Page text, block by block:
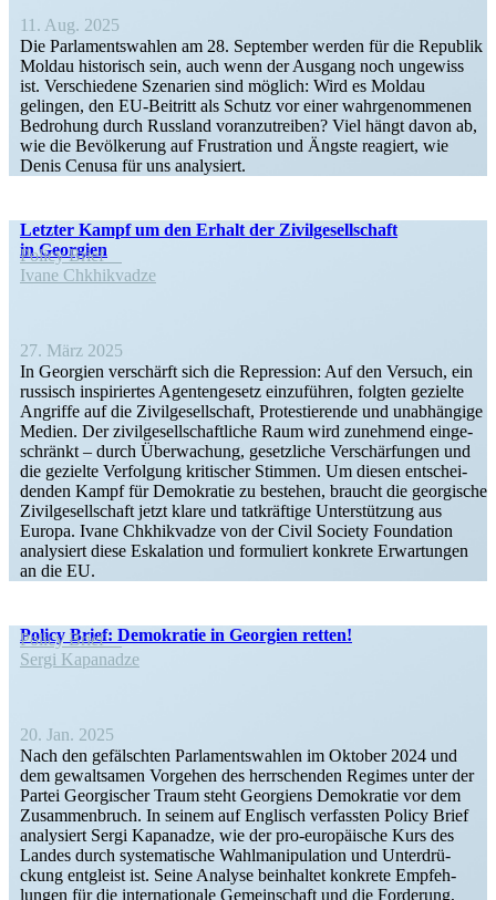
11. Aug. 2025
Die Parla­ments­wahlen am 28. September werden für die Republik
Moldau histo­risch sein, auch wenn der Ausgang noch ungewiss
ist. Verschiedene Szenarien sind möglich: Wird es Moldau
gelingen, den EU-Beitritt als Schutz vor einer wahrge­nom­menen
Bedrohung durch Russland voran­zu­treiben? Viel hängt davon ab,
wie die Bevöl­kerung auf Frustration und Ängste reagiert, wie
Denis Cenusa für uns analysiert.
Letzter Kampf um den Erhalt der Zivil­ge­sell­schaft
in Georgien
Policy Brief
Ivane Chkhik­vadze
27. März 2025
In Georgien verschärft sich die Repression: Auf den Versuch, ein
russisch inspi­riertes Agenten­gesetz einzu­führen, folgten gezielte
Angriffe auf die Zivil­ge­sell­schaft, Protes­tie­rende und unabhängige
Medien. Der zivil­ge­sell­schaft­liche Raum wird zunehmend einge­
schränkt – durch Überwa­chung, gesetz­liche Verschär­fungen und
die gezielte Verfolgung kriti­scher Stimmen. Um diesen entschei­
denden Kampf für Demokratie zu bestehen, braucht die georgische
Zivil­ge­sell­schaft jetzt klare und tatkräftige Unter­stützung aus
Europa. Ivane Chkhik­vadze von der Civil Society Foundation
analy­siert diese Eskalation und formu­liert konkrete Erwar­tungen
an die EU.
Policy Brief: Demokratie in Georgien retten!
Policy Brief
Sergi Kapanadze
20. Jan. 2025
Nach den gefälschten Parla­ments­wahlen im Oktober 2024 und
dem gewalt­samen Vorgehen des herrschenden Regimes unter der
Partei Georgi­scher Traum steht Georgiens Demokratie vor dem
Zusam­men­bruch. In seinem auf Englisch verfassten Policy Brief
analy­siert Sergi Kapanadze, wie der pro-europäische Kurs des
Landes durch syste­ma­tische Wahlma­ni­pu­lation und Unter­drü­
ckung entgleist ist. Seine Analyse beinhaltet konkrete Empfeh­
lungen für die inter­na­tionale Gemein­schaft und die Forderung,